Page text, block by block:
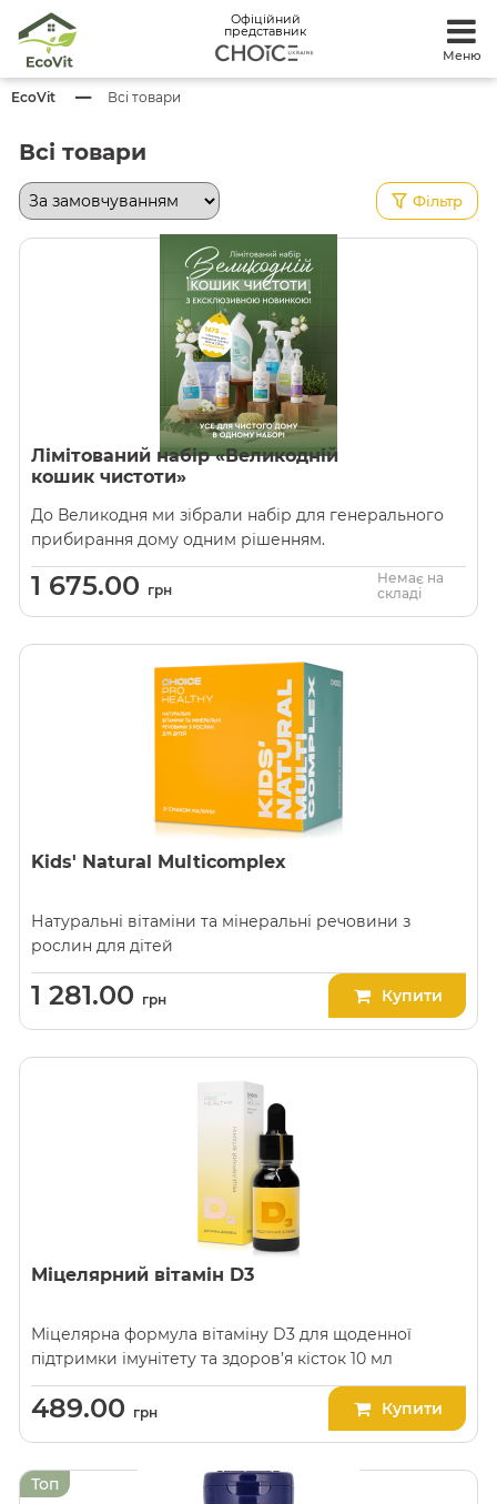
Офіційний
представник
Меню
EcoVit Всі товари
Всі товари
Фільтр
Лімітований набір «Великодній
кошик чистоти»
До Великодня ми зібрали набір для генерального
прибирання дому одним рішенням.
1 675.00 грн
Немає на
складі
Kids' Natural Multicomplex
Натуральні вітаміни та мінеральні речовини з
рослин для дітей
1 281.00 грн Купити
Міцелярний вітамін D3
Міцелярна формула вітаміну D3 для щоденної
підтримки імунітету та здоров’я кісток 10 мл
489.00 грн Купити
Топ